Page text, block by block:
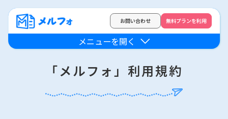
お問い合わせ 無料プランを利用
メニューを開く
「メルフォ」利用規約